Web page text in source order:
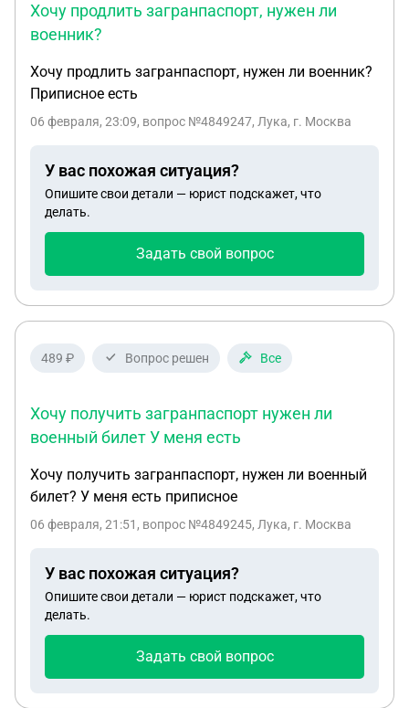
Хочу продлить загранпаспорт, нужен ли
военник?
Хочу продлить загранпаспорт, нужен ли военник?
Приписное есть
06 февраля, 23:09, вопрос №4849247, Лука, г. Москва
У вас похожая ситуация?
Опишите свои детали — юрист подскажет, что
делать.
Задать свой вопрос
489 ₽ Вопрос решен Все
Хочу получить загранпаспорт нужен ли
военный билет У меня есть
Хочу получить загранпаспорт, нужен ли военный
билет? У меня есть приписное
06 февраля, 21:51 , вопрос №4849245, Лука, г. Москва
У вас похожая ситуация?
Опишите свои детали — юрист подскажет, что
делать.
Задать свой вопрос